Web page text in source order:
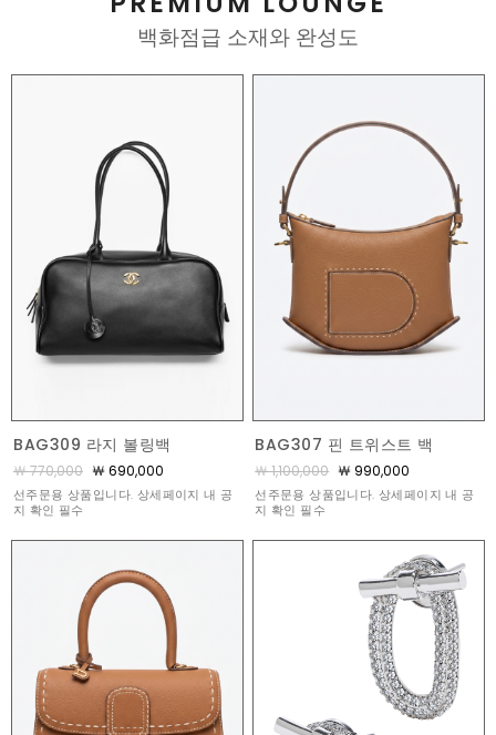
백화점급 소재와 완성도
BAG309 라지 볼링백
￦ 770,000 ￦ 690,000
선주문용 상품입니다. 상세페이지 내 공
지 확인 필수
BAG307 핀 트위스트 백
￦ 1,100,000 ￦ 990,000
선주문용 상품입니다. 상세페이지 내 공
지 확인 필수